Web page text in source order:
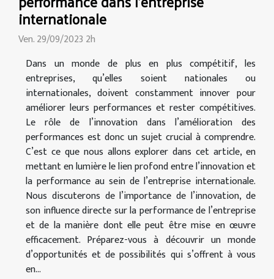
internationale
Ven. 29/09/2023 2h
Dans un monde de plus en plus compétitif, les
entreprises, qu’elles soient nationales ou
internationales, doivent constamment innover pour
améliorer leurs performances et rester compétitives.
Le rôle de l’innovation dans l’amélioration des
performances est donc un sujet crucial à comprendre.
C’est ce que nous allons explorer dans cet article, en
mettant en lumière le lien profond entre l’innovation et
la performance au sein de l’entreprise internationale.
Nous discuterons de l’importance de l’innovation, de
son influence directe sur la performance de l’entreprise
et de la manière dont elle peut être mise en œuvre
efficacement. Préparez-vous à découvrir un monde
d’opportunités et de possibilités qui s’offrent à vous
en...